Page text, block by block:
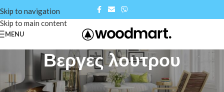
Skip to navigation
Skip to main content
MENU
Βεργες λουτρου
Αρχική σελίδα Shop/Υδραυλικά - Μπρονζέ/Βεργες λουτρου
Βλέπετε 1–12 από 24 αποτελέσματα